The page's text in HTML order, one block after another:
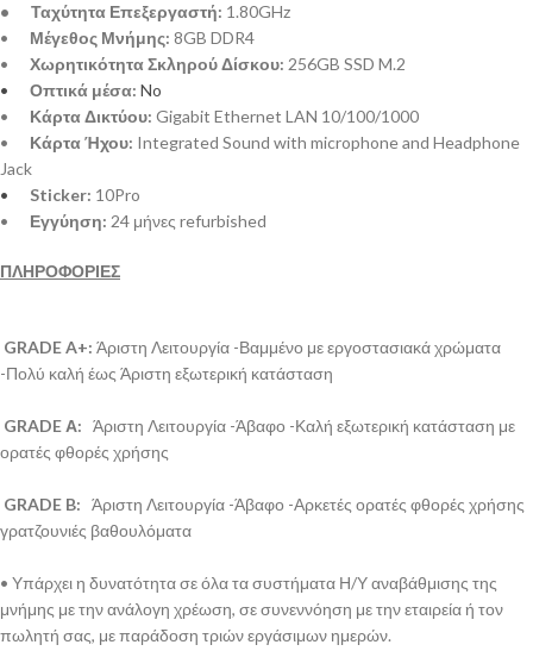
• Ταχύτητα Επεξεργαστή: 1.80GHz
• Μέγεθος Μνήμης: 8GB DDR4
• Χωρητικότητα Σκληρού Δίσκου: 256GB SSD M.2
• Οπτικά μέσα: No
• Κάρτα Δικτύου: Gigabit Ethernet LAN 10/100/1000
• Κάρτα Ήχου: Integrated Sound with microphone and Headphone
Jack
• Sticker: 10Pro
• Εγγύηση: 24 μήνες refurbished
ΠΛΗΡΟΦΟΡΙΕΣ
GRADE A+: Άριστη Λειτουργία -Βαμμένο με εργοστασιακά χρώματα
-Πολύ καλή έως Άριστη εξωτερική κατάσταση
GRADE Α: Άριστη Λειτουργία -Άβαφο -Καλή εξωτερική κατάσταση με
ορατές φθορές χρήσης
GRADE B: Άριστη Λειτουργία -Άβαφο -Αρκετές ορατές φθορές χρήσης
γρατζουνιές βαθουλόματα
• Υπάρχει η δυνατότητα σε όλα τα συστήματα Η/Υ αναβάθμισης της
μνήμης με την ανάλογη χρέωση, σε συνεννόηση με την εταιρεία ή τον
πωλητή σας, με παράδοση τριών εργάσιμων ημερών.